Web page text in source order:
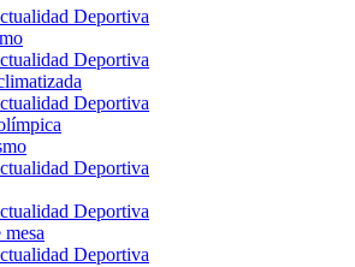
Deportiva
Deportiva
Deportiva
Deportiva
Deportiva
Deportiva